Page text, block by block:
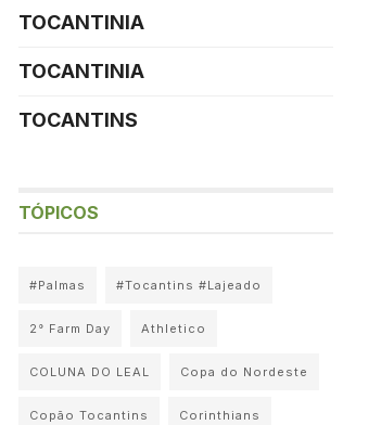
TOCANTINIA
TOCANTINIA
TOCANTINS
TÓPICOS
#Palmas #Tocantins #Lajeado
2° Farm Day Athletico
COLUNA DO LEAL Copa do Nordeste
Copão Tocantins Corinthians